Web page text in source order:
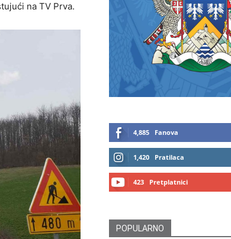
na TV Prva.
4,885 Fanova
1,420 Pratilaca
423 Pretplatnici
POPULARNO